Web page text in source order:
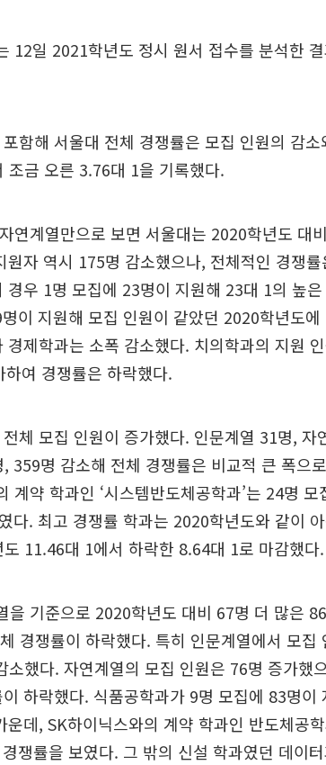
12일 2021학년도 정시 원서 접수를 분석한
함해 서울대 전체 경쟁률은 모집 인원의 감
조금 오른 3.76대 1을 기록했다.
연계열만으로 보면 서울대는 2020학년도 대
원자 역시 175명 감소했으나, 전체적인 경쟁
경우 1명 모집에 23명이 지원해 23대 1의 높
이 지원해 모집 인원이 같았던 2020학년도
경제학과는 소폭 감소했다. 치의학과의 지원
여 경쟁률은 하락했다.
체 모집 인원이 증가했다. 인문계열 31명, 자
359명 감소해 전체 경쟁률은 비교적 큰 폭으
계약 학과인 ‘시스템반도체공학과’는 24명
다. 최고 경쟁률 학과는 2020학년도와 같이
11.46대 1에서 하락한 8.64대 1로 마감했다.
을 기준으로 2020학년도 대비 67명 더 많은
경쟁률이 하락했다. 특히 인문계열에서 모집
소했다. 자연계열의 모집 인원은 76명 증가했
하락했다. 식품공학과가 9명 모집에 83명
운데, SK하이닉스와의 계약 학과인 반도체공
쟁률을 보였다. 그 밖의 신설 학과였던 데이